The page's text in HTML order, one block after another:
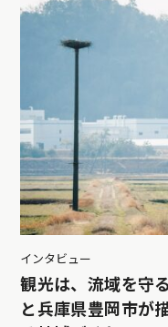
インタビュー
観光は、流域を守
と兵庫県豊岡市が